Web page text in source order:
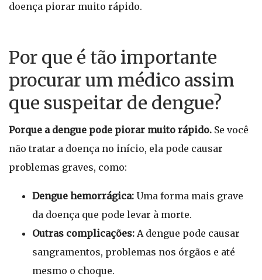
doença piorar muito rápido.
Por que é tão importante
procurar um médico assim
que suspeitar de dengue?
Porque a dengue pode piorar muito rápido. Se você
não tratar a doença no início, ela pode causar
problemas graves, como:
Dengue hemorrágica: Uma forma mais grave
da doença que pode levar à morte.
Outras complicações: A dengue pode causar
sangramentos, problemas nos órgãos e até
mesmo o choque.